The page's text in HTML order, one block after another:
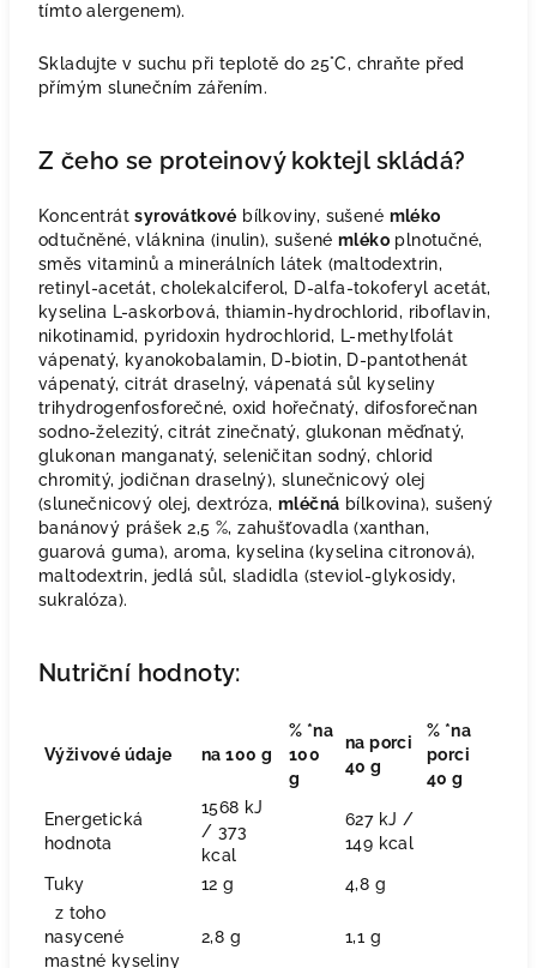
tímto alergenem).
Skladujte v suchu při teplotě do 25°C, chraňte před
přímým slunečním zářením.
Z čeho se proteinový koktejl skládá?
Koncentrátsyrovátkové bílkoviny, sušené mléko
odtučněné, vláknina (inulin), sušené mlékoplnotučné,
směs vitaminů a minerálních látek (maltodextrin,
retinyl-acetát, cholekalciferol, D-alfa-tokoferyl acetát,
kyselina L-askorbová, thiamin-hydrochlorid, riboflavin,
nikotinamid, pyridoxin hydrochlorid, L-methylfolát
vápenatý, kyanokobalamin, D-biotin, D-pantothenát
vápenatý, citrát draselný, vápenatá sůl kyseliny
trihydrogenfosforečné, oxid hořečnatý, difosforečnan
sodno-železitý, citrát zinečnatý, glukonan měďnatý,
glukonan manganatý, seleničitan sodný, chlorid
chromitý, jodičnan draselný), slunečnicový olej
(slunečnicový olej, dextróza,mléčná bílkovina), sušený
banánový prášek 2,5 %, zahušťovadla (xanthan,
guarová guma), aroma, kyselina (kyselina citronová),
maltodextrin, jedlá sůl, sladidla (steviol-glykosidy,
sukralóza).
Nutriční hodnoty:
Výživové údaje na 100 g
% *na
100
g
na porci
40 g
% *na
porci
40 g
Energetická
hodnota
1568 kJ
/ 373
kcal
627 kJ /
149 kcal
Tuky 12 g
4,8 g
z toho
nasycené
mastné kyseliny
2,8 g 1,1 g